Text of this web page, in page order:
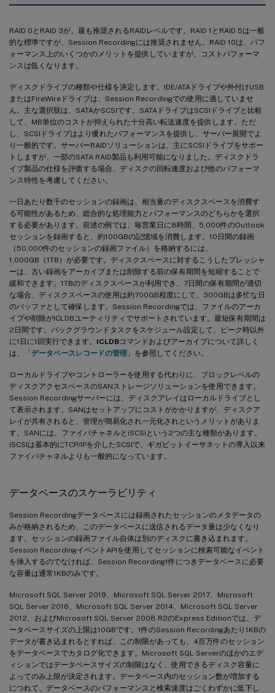
RAID 0とRAID 3が、最も推奨されるRAIDレベルです。RAID 1とRAID 5は一般
的な標準ですが、Session Recordingには推奨されません。RAID 10は、パフ
ォーマンス上のいくつかのメリットを提供していますが、コストパフォーマ
ンスは低くなります。
ディスクドライブの種類や仕様を決定します。IDE/ATAドライブや外付けUSB
またはFireWireドライブは、Session Recordingでの使用に適していませ
ん。主な選択肢は、SATAかSCSIです。SATAドライブはSCSIドライブと比較
して、MB単位のコストが抑えられた十分高い転送速度を提供します。ただ
し、SCSIドライブはより優れたパフォーマンスを提供し、サーバー展開でよ
り一般的です。サーバーRAIDソリューションは、主にSCSIドライブをサポー
トしますが、一部のSATA RAID製品も利用可能になりました。ディスクドラ
イブ製品の仕様を評価する場合、ディスクの回転速度および他のパフォーマ
ンス特性を考慮してください。
一日あたり数千のセッションの録画は、相当量のディスクスペースを消費す
る可能性があるため、総合的な処理能力とパフォーマンスのどちらかを選択
する必要があります。前述の例では、毎営業日に8時間、5,000件のOutlook
セッションを録画すると、約100GBの記憶域を消費します。10日間の録画
（50,000件のセッションの録画ファイル）を格納するには、
1,000GB（1TB）が必要です。ディスクスペースに対するこうしたプレッシャ
ーは、古い録画をアーカイブまたは削除する前の保有期間を短縮することで
緩和できます。1TBのディスクスペースが利用でき、7日間の保有期間が適切
な場合、ディスクスペースの使用は約700GB程度にして、300GBは多忙な日
のバッファとして確保します。Session Recordingでは、ファイルのアーカ
イブや削除がICLDBユーティリティでサポートされています。最短保有期間は
2日間です。バックグラウンドタスクをスケジュール設定して、ピーク時以外
に1日に1回実行できます。 ICLDBコマンドおよびアーカイブについて詳しく
は、「データベースレコードの管理 」を参照してください。
ローカルドライブやコントローラーを使用する代わりに、ブロックレベルの
ディスクアクセスベースのSANストレージソリューションを使用できます。
Session Recordingサーバーには、ディスクアレイはローカルドライブとし
て表示されます。SANはセットアップにコストがかかりますが、ディスクア
レイが共有されると、管理が簡易化され一元化されというメリットがありま
す。SANには、ファイバチャネルとiSCSIという2つの主な種類があります。
iSCSIは基本的にTCP/IPを介したSCSIで、ギガビットイーサネットの導入以来
ファイバチャネルよりも一般的になっています。
データベースのスケーラビリティ
Session Recordingデータベースには録画されたセッションのメタデータの
みが格納されるため、このデータベースに送信されるデータ量は少なくなり
ます。セッションの録画ファイル自体は別のディスクに書き込まれます。
Session RecordingイベントAPIを使用してセッションに検索可能なイベント
を挿入するのでなければ、Session Recording1件につきデータベースに必要
な容量は通常1KBのみです。
Microsoft SQL Server 2019、Microsoft SQL Server 2017、Microsoft
SQL Server 2016、Microsoft SQL Server 2014、Microsoft SQL Server
2012、およびMicrosoft SQL Server 2008 R2のExpress Editionでは、デ
ータベースサイズの上限は10GBです。1件のSession Recordingあたり1KBの
データが書き込まれるとすれば、この制限があっても、4百万件のセッション
をデータベースでカタログ化できます。Microsoft SQL Serverのほかのエデ
ィションではデータベースサイズの制限はなく、使用できるディスク容量に
よってのみ上限が決定されます。データベース内のセッション数が増加する
につれて、データベースのパフォーマンスと検索速度はごくわずかに低下し